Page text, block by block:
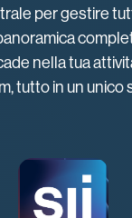
per gestire
nella tua
tutto in un unico